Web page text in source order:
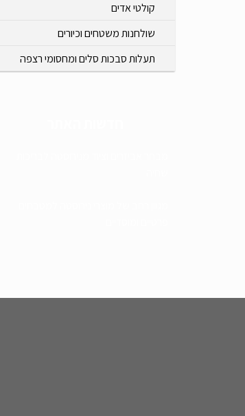
קולטי אדים
שולחנות משטחים וכיורים
תעלות סבכות סלים ומחסומי רצפה